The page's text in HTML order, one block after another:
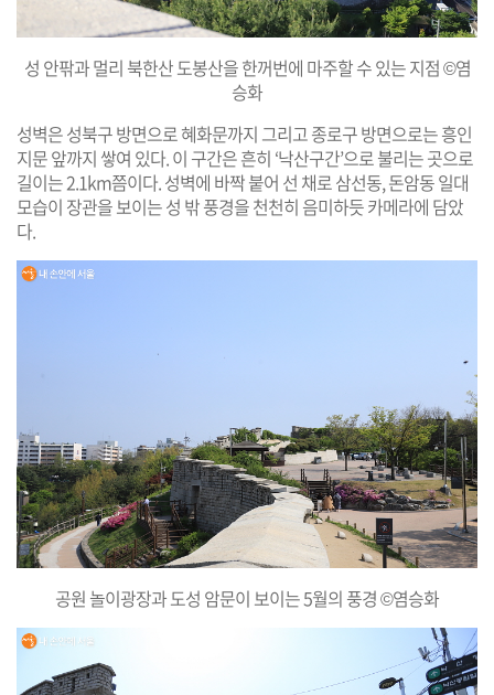
성 안팎과 멀리 북한산 도봉산을 한꺼번에 마주할 수 있는 지점 ©염
승화
성벽은 성북구 방면으로 혜화문까지 그리고 종로구 방면으로는 흥인
지문 앞까지 쌓여 있다. 이 구간은 흔히 ‘낙산구간’으로 불리는 곳으로
길이는 2.1km쯤이다. 성벽에 바짝 붙어 선 채로 삼선동, 돈암동 일대
모습이 장관을 보이는 성 밖 풍경을 천천히 음미하듯 카메라에 담았
다.
공원 놀이광장과 도성 암문이 보이는 5월의 풍경 ©염승화